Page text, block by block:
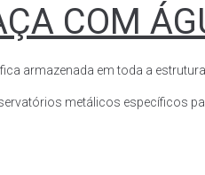
COM
armazenada em toda a
metálicos específicos